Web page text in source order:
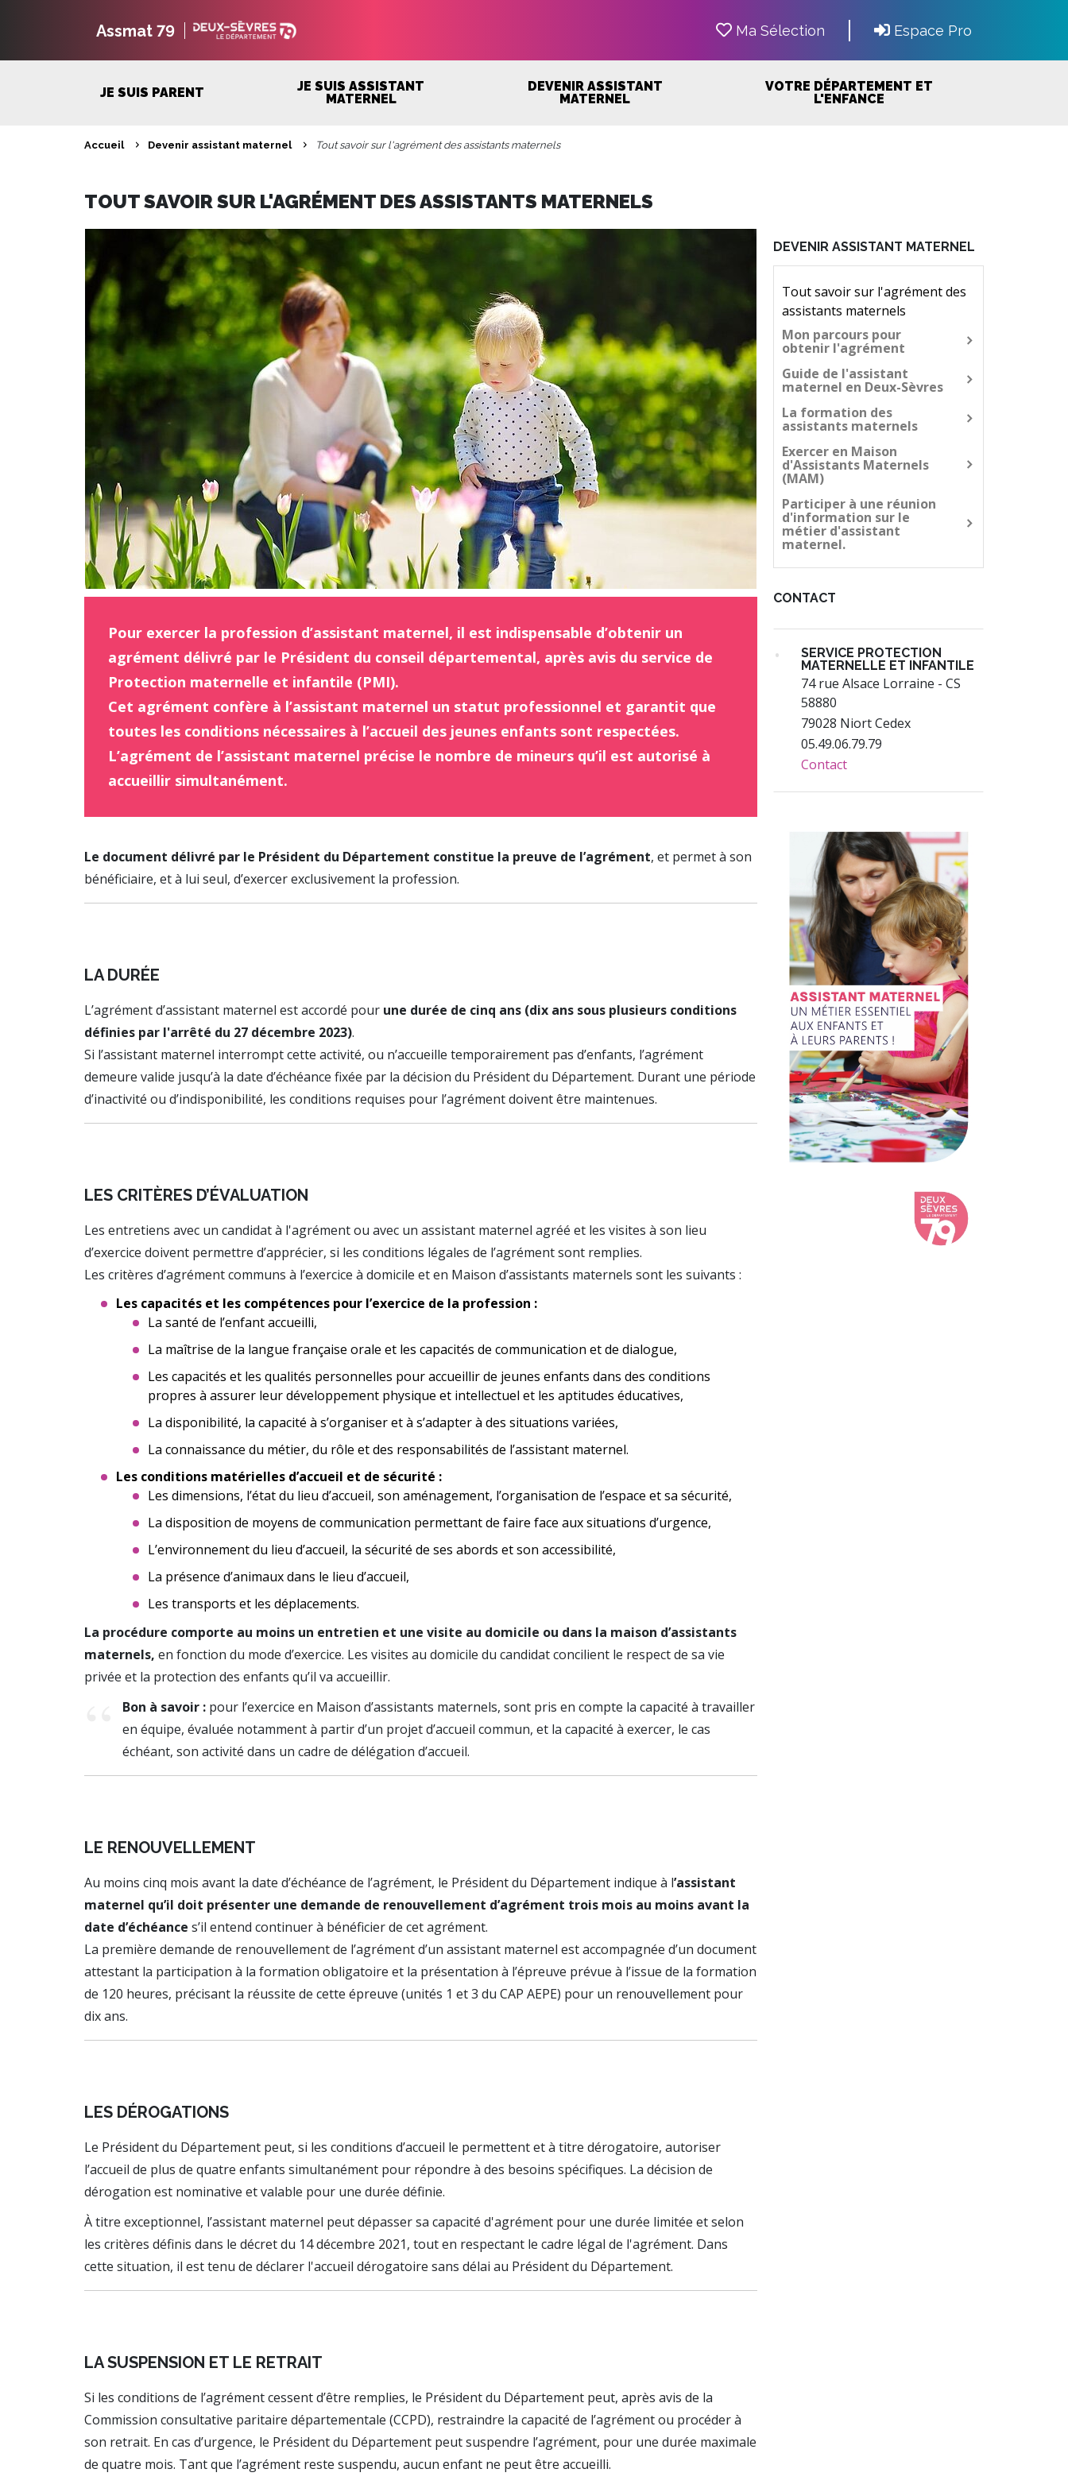
Assmat 79 Ma Sélection Espace Pro
JE SUIS PARENT
JE SUIS ASSISTANT
MATERNEL
DEVENIR ASSISTANT
MATERNEL
VOTRE DÉPARTEMENT ET
L'ENFANCE
Accueil Devenir assistant maternel Tout savoir sur l'agrément des assistants maternels
TOUT SAVOIR SUR L'AGRÉMENT DES ASSISTANTS MATERNELS
Pour exercer la profession d’assistant maternel, il est indispensable d’obtenir un
agrément délivré par le Président du conseil départemental, après avis du service de
Protection maternelle et infantile (PMI).
Cet agrément confère à l’assistant maternel un statut professionnel et garantit que
toutes les conditions nécessaires à l’accueil des jeunes enfants sont respectées.
L’agrément de l’assistant maternel précise le nombre de mineurs qu’il est autorisé à
accueillir simultanément.
Le document délivré par le Président du Département constitue la preuve de l’agrément, et permet à son
bénéficiaire, et à lui seul, d’exercer exclusivement la profession.
LA DURÉE
L’agrément d’assistant maternel est accordé pour une durée de cinq ans (dix ans sous plusieurs conditions
définies par l'arrêté du 27 décembre 2023).
Si l’assistant maternel interrompt cette activité, ou n’accueille temporairement pas d’enfants, l’agrément
demeure valide jusqu’à la date d’échéance fixée par la décision du Président du Département. Durant une période
d’inactivité ou d’indisponibilité, les conditions requises pour l’agrément doivent être maintenues.
LES CRITÈRES D’ÉVALUATION
Les entretiens avec un candidat à l'agrément ou avec un assistant maternel agréé et les visites à son lieu
d’exercice doivent permettre d’apprécier, si les conditions légales de l’agrément sont remplies.
Les critères d’agrément communs à l’exercice à domicile et en Maison d’assistants maternels sont les suivants :
Les capacités et les compétences pour l’exercice de la profession :
La santé de l’enfant accueilli,
La maîtrise de la langue française orale et les capacités de communication et de dialogue,
Les capacités et les qualités personnelles pour accueillir de jeunes enfants dans des conditions
propres à assurer leur développement physique et intellectuel et les aptitudes éducatives,
La disponibilité, la capacité à s’organiser et à s’adapter à des situations variées,
La connaissance du métier, du rôle et des responsabilités de l’assistant maternel.
Les conditions matérielles d’accueil et de sécurité :
Les dimensions, l’état du lieu d’accueil, son aménagement, l’organisation de l’espace et sa sécurité,
La disposition de moyens de communication permettant de faire face aux situations d’urgence,
L’environnement du lieu d’accueil, la sécurité de ses abords et son accessibilité,
La présence d’animaux dans le lieu d’accueil,
Les transports et les déplacements.
La procédure comporte au moins un entretien et une visite au domicile ou dans la maison d’assistants
maternels, en fonction du mode d’exercice. Les visites au domicile du candidat concilient le respect de sa vie
privée et la protection des enfants qu’il va accueillir.
Bon à savoir : pour l’exercice en Maison d’assistants maternels, sont pris en compte la capacité à travailler
en équipe, évaluée notamment à partir d’un projet d’accueil commun, et la capacité à exercer, le cas
échéant, son activité dans un cadre de délégation d’accueil.
LE RENOUVELLEMENT
Au moins cinq mois avant la date d’échéance de l’agrément, le Président du Département indique à l’assistant
maternel qu’il doit présenter une demande de renouvellement d’agrément trois mois au moins avant la
date d’échéance s’il entend continuer à bénéficier de cet agrément.
La première demande de renouvellement de l’agrément d’un assistant maternel est accompagnée d’un document
attestant la participation à la formation obligatoire et la présentation à l’épreuve prévue à l’issue de la formation
de 120 heures, précisant la réussite de cette épreuve (unités 1 et 3 du CAP AEPE) pour un renouvellement pour
dix ans.
LES DÉROGATIONS
Le Président du Département peut, si les conditions d’accueil le permettent et à titre dérogatoire, autoriser
l’accueil de plus de quatre enfants simultanément pour répondre à des besoins spécifiques. La décision de
dérogation est nominative et valable pour une durée définie.
À titre exceptionnel, l’assistant maternel peut dépasser sa capacité d'agrément pour une durée limitée et selon
les critères définis dans le décret du 14 décembre 2021, tout en respectant le cadre légal de l'agrément. Dans
cette situation, il est tenu de déclarer l'accueil dérogatoire sans délai au Président du Département.
LA SUSPENSION ET LE RETRAIT
Si les conditions de l’agrément cessent d’être remplies, le Président du Département peut, après avis de la
Commission consultative paritaire départementale (CCPD), restraindre la capacité de l’agrément ou procéder à
son retrait. En cas d’urgence, le Président du Département peut suspendre l’agrément, pour une durée maximale
de quatre mois. Tant que l’agrément reste suspendu, aucun enfant ne peut être accueilli.
DEVENIR ASSISTANT MATERNEL
Tout savoir sur l'agrément des
assistants maternels
Mon parcours pour
obtenir l'agrément
Guide de l'assistant
maternel en Deux-Sèvres
La formation des
assistants maternels
Exercer en Maison
d'Assistants Maternels
(MAM)
Participer à une réunion
d'information sur le
métier d'assistant
maternel.
CONTACT
SERVICE PROTECTION
MATERNELLE ET INFANTILE
74 rue Alsace Lorraine - CS
58880
79028 Niort Cedex
05.49.06.79.79
Contact